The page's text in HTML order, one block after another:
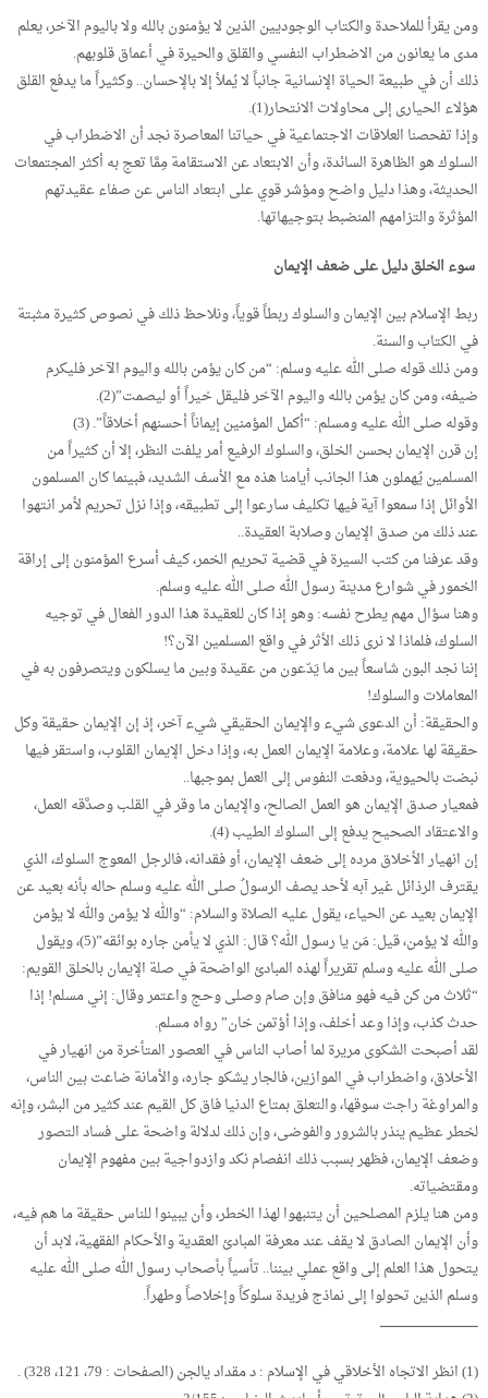
ومن يقرأ للملاحدة والكتاب الوجوديين الذين لا يؤمنون بالله ولا باليوم الآخر، يعلم
مدى ما يعانون من الاضطراب النفسي والقلق والحيرة في أعماق قلوبهم.
ذلك أن في طبيعة الحياة الإنسانية جانباً لا يُملأ إلا بالإحسان.. وكثيراً ما يدفع القلق
هؤلاء الحيارى إلى محاولات الانتحار(1).
وإذا تفحصنا العلاقات الاجتماعية في حياتنا المعاصرة نجد أن الاضطراب في
السلوك هو الظاهرة السائدة، وأن الابتعاد عن الاستقامة مِمَّا تعج به أكثر المجتمعات
الحديثة، وهذا دليل واضح ومؤشر قوي على ابتعاد الناس عن صفاء عقيدتهم
المؤثرة والتزامهم المنضبط بتوجيهاتها.
سوء الخلق دليل على ضعف الإيمان
ربط الإسلام بين الإيمان والسلوك ربطاً قوياً، ونلاحظ ذلك في نصوص كثيرة مثبتة
في الكتاب والسنة.
ومن ذلك قوله صلى الله عليه وسلم: “من كان يؤمن بالله واليوم الآخر فليكرم
ضيفه، ومن كان يؤمن بالله واليوم الآخر فليقل خيراً أو ليصمت”(2).
وقوله صلى الله عليه ومسلم: “أكمل المؤمنين إيماناً أحسنهم أخلاقاً”. (3)
إن قرن الإيمان بحسن الخلق، والسلوك الرفيع أمر يلفت النظر، إلا أن كثيراً من
المسلمين يُهملون هذا الجانب أيامنا هذه مع الأسف الشديد، فبينما كان المسلمون
الأوائل إذا سمعوا آية فيها تكليف سارعوا إلى تطبيقه، وإذا نزل تحريم لأمر انتهوا
عند ذلك من صدق الإيمان وصلابة العقيدة..
وقد عرفنا من كتب السيرة في قضية تحريم الخمر، كيف أسرع المؤمنون إلى إراقة
الخمور في شوارع مدينة رسول الله صلى الله عليه وسلم.
وهنا سؤال مهم يطرح نفسه: وهو إذا كان للعقيدة هذا الدور الفعال في توجيه
السلوك، فلماذا لا نرى ذلك الأثر في واقع المسلمين الآن؟!
إننا نجد البون شاسعاً بين ما يَدّعون من عقيدة وبين ما يسلكون ويتصرفون به في
المعاملات والسلوك!
والحقيقة: أن الدعوى شيء والإيمان الحقيقي شيء آخر، إذ إن الإيمان حقيقة وكل
حقيقة لها علامة، وعلامة الإيمان العمل به، وإذا دخل الإيمان القلوب، واستقر فيها
نبضت بالحيوية، ودفعت النفوس إلى العمل بموجبها..
فمعيار صدق الإيمان هو العمل الصالح، والإيمان ما وقر في القلب وصدَّقه العمل،
والاعتقاد الصحيح يدفع إلى السلوك الطيب (4).
إن انهيار الأخلاق مرده إلى ضعف الإيمان، أو فقدانه، فالرجل المعوج السلوك، الذي
يقترف الرذائل غير آبه لأحد يصف الرسولُ صلى الله عليه وسلم حاله بأنه بعيد عن
الإيمان بعيد عن الحياء، يقول عليه الصلاة والسلام: “والله لا يؤمن والله لا يؤمن
والله لا يؤمن، قيل: مَن يا رسول الله؟ قال: الذي لا يأمن جاره بوائقه”(5)، ويقول
صلى الله عليه وسلم تقريراً لهذه المبادئ الواضحة في صلة الإيمان بالخلق القويم:
“ثلاث من كن فيه فهو منافق وإن صام وصلى وحج واعتمر وقال: إني مسلم! إذا
حدث كذب، وإذا وعد أخلف، وإذا أؤتمن خان” رواه مسلم.
لقد أصبحت الشكوى مريرة لما أصاب الناس في العصور المتأخرة من انهيار في
الأخلاق، واضطراب في الموازين، فالجار يشكو جاره، والأمانة ضاعت بين الناس،
والمراوغة راجت سوقها، والتعلق بمتاع الدنيا فاق كل القيم عند كثير من البشر، وإنه
لخطر عظيم ينذر بالشرور والفوضى، وإن ذلك لدلالة واضحة على فساد التصور
وضعف الإيمان، فظهر بسبب ذلك انفصام نكد وازدواجية بين مفهوم الإيمان
ومقتضياته.
ومن هنا يلزم المصلحين أن يتنبهوا لهذا الخطر، وأن يبينوا للناس حقيقة ما هم فيه،
وأن الإيمان الصادق لا يقف عند معرفة المبادئ العقدية والأحكام الفقهية، لابد أن
يتحول هذا العلم إلى واقع عملي بيننا.. تأسياً بأصحاب رسول الله صلى الله عليه
وسلم الذين تحولوا إلى نماذج فريدة سلوكاً وإخلاصاً وطهراً.
ـــــــــــــــــــــــــــــــــــــــــــــ
(1) انظر الاتجاه الأخلاقي في الإسلام : د مقداد يالجن (الصفحات : 79، 121، 328) .